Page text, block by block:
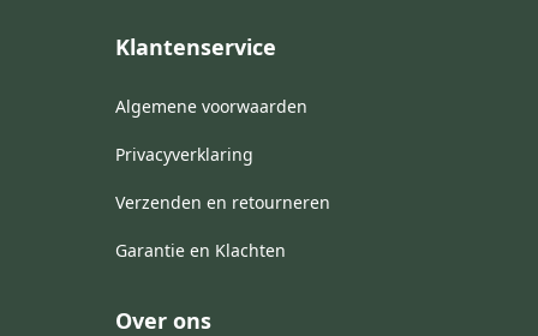
Klantenservice
Algemene voorwaarden
Privacyverklaring
Verzenden en retourneren
Garantie en Klachten
Over ons